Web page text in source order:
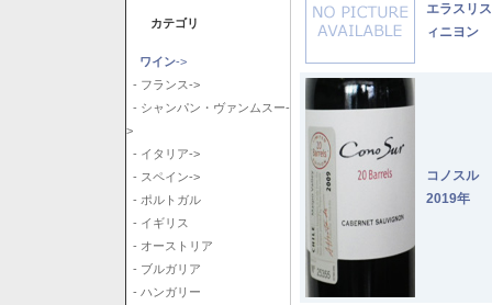
カテゴリ
ワイン->
- フランス->
- シャンパン・ヴァンムスー-
>
- イタリア->
- スペイン->
- ポルトガル
- イギリス
- オーストリア
- ブルガリア
- ハンガリー
エラスリ
ィニヨン
コノスル
2019年